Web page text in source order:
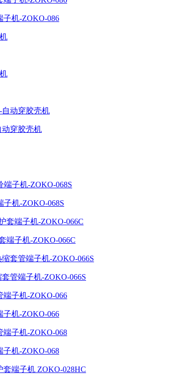
子机-ZOKO-086
穿胶壳机
机-ZOKO-068S
端子机-ZOKO-066C
管端子机-ZOKO-066S
子机-ZOKO-066
子机-ZOKO-068